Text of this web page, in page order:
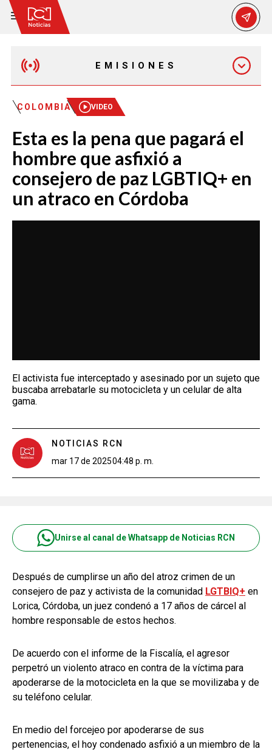
EMISIONES
MAÑANA EXPRESS
EMISIÓN 12:30 PM
EMISIÓN 7:00 PM
EMISIÓN 11:30 PM
COLOMBIA VIDEO
Esta es la pena que pagará el
hombre que asfixió a
consejero de paz LGBTIQ+ en
un atraco en Córdoba
El activista fue interceptado y asesinado por un sujeto que
buscaba arrebatarle su motocicleta y un celular de alta
gama.
NOTICIAS RCN
mar 17 de 202504:48 p. m.
Unirse al canal de Whatsapp de Noticias RCN
Después de cumplirse un año del atroz crimen de un
consejero de paz y activista de la comunidad LGTBIQ+ en
Lorica, Córdoba, un juez condenó a 17 años de cárcel al
hombre responsable de estos hechos.
De acuerdo con el informe de la Fiscalía, el agresor
perpetró un violento atraco en contra de la víctima para
apoderarse de la motocicleta en la que se movilizaba y de
su teléfono celular.
En medio del forcejeo por apoderarse de sus
pertenencias, el hoy condenado asfixió a un miembro de la